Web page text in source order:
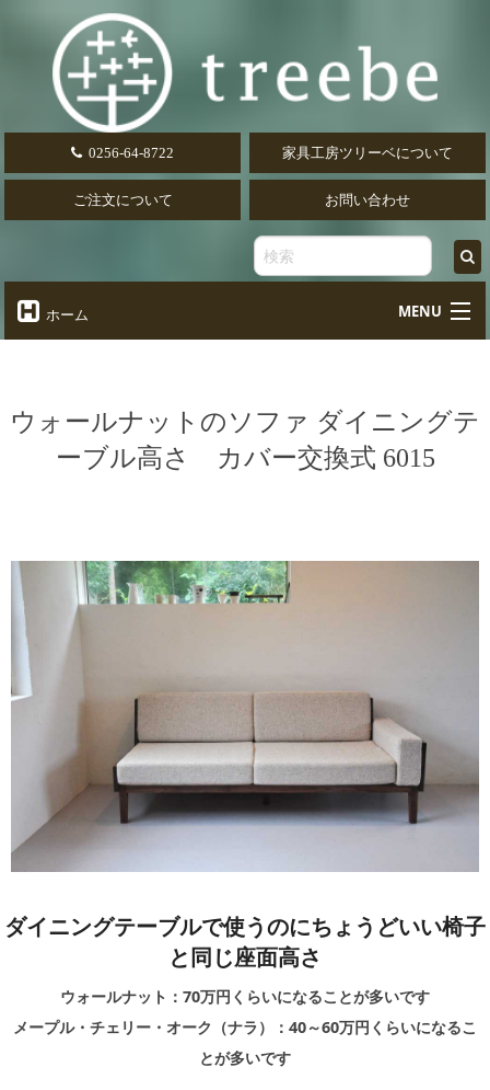
0256-64-8722 家具工房ツリーベについて
ご注文について お問い合わせ
ホーム MENU
Desk
椅子・ソファ
収納家具
Storage
Build-in
オーダーキッチン
Order-kitchen
ウォールナットのソファ ダイニングテ
ーブル高さ カバー交換式 6015
ダイニングテーブルで使うのにちょうどいい椅子
と同じ座面高さ
ウォールナット：70万円くらいになることが多いです
メープル・チェリー・オーク（ナラ）：40～60万円くらいになるこ
とが多いです